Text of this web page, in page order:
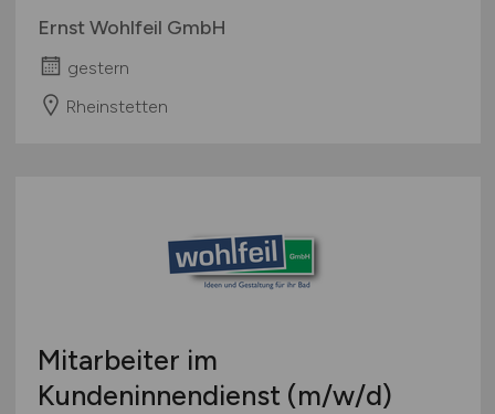
Ernst Wohlfeil GmbH
gestern
Rheinstetten
Mitarbeiter im
Kundeninnendienst (m/w/d)